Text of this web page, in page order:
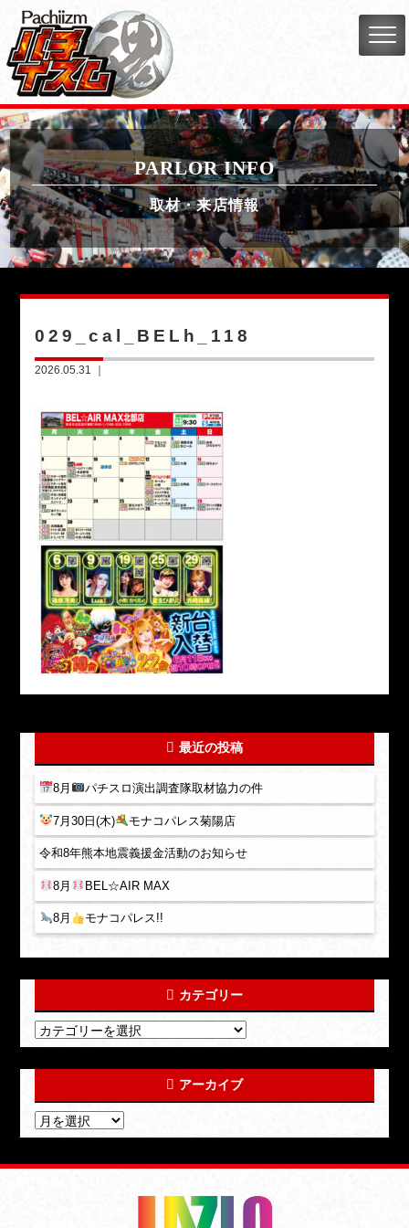
PARLOR INFO
取材・来店情報
029_cal_BELh_118
2026.05.31 ｜
最近の投稿
8月 パチスロ演出調査隊取材協力の件
7月30日(木) モナコパレス菊陽店
令和8年熊本地震義援金活動のお知らせ
8月 BEL☆AIR MAX
8月 モナコパレス!!
カテゴリー
アーカイブ